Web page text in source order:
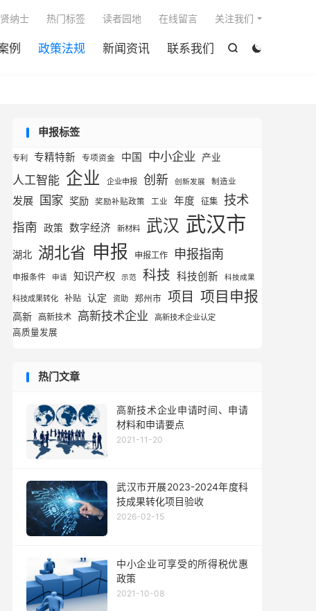


例 政策法规 新闻资讯 联系我们
纳士 热门标签 读者园地 在线留言 关注我们
申报标签
专利 专精特新 专项资金 中国 中小企业 产业
人工智能 企业 企业申报 创新 创新发展 制造业
发展 国家 奖励 奖励补贴政策 工业 年度 征集 技术
指南 政策 数字经济 新材料 武汉 武汉市
湖北 湖北省 申报 申报工作 申报指南
申报条件 申请 知识产权 示范 科技 科技创新 科技成果
科技成果转化 补贴 认定 资助 郑州市 项目 项目申报
高新 高新技术 高新技术企业 高新技术企业认定
高质量发展
热门文章
高新技术企业申请时间、申请
材料和申请要点
2021-11-20
武汉市开展2023-2024年度科
技成果转化项目验收
2026-02-15
中小企业可享受的所得税优惠
政策
2021-10-08